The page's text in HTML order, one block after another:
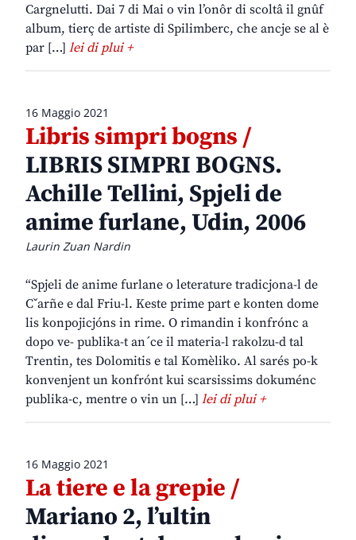
Cargnelutti. Dai 7 di Mai o vin l’onôr di scoltâ il gnûf
album, tierç de artiste di Spilimberc, che ancje se al è
par […] lei di plui +
16 Maggio 2021
Libris simpri bogns /
LIBRIS SIMPRI BOGNS.
Achille Tellini, Spjeli de
anime furlane, Udin, 2006
Laurin Zuan Nardin
“Spjeli de anime furlane o leterature tradicjona-l de
Cˇarñe e dal Friu-l. Keste prime part e konten dome
lis konpojicjóns in rime. O rimandin i konfrónc a
dopo ve- publika-t an´ce il materia-l rakolzu-d tal
Trentin, tes Dolomitis e tal Komèliko. Al sarés po-k
konvenjent un konfrónt kui scarsissims dokuménc
publika-c, mentre o vin un […] lei di plui +
16 Maggio 2021
La tiere e la grepie /
Mariano 2, l’ultin